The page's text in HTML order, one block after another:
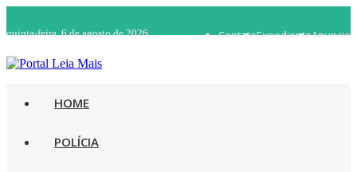
quinta-feira, 6 de agosto de 2026 Anuncie
Expediente
Contato
HOME
POLÍCIA